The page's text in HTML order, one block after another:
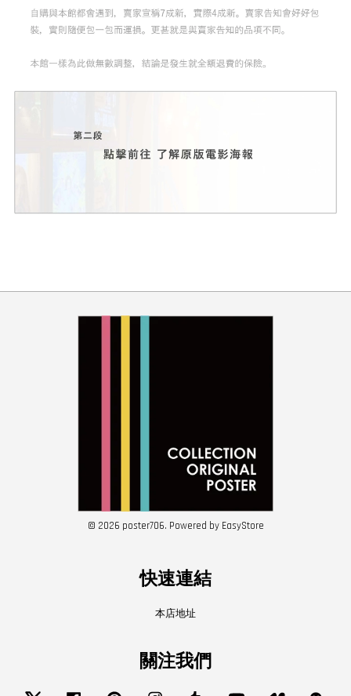
© 2026 poster706. Powered by EasyStore
快速連結
本店地址
關注我們